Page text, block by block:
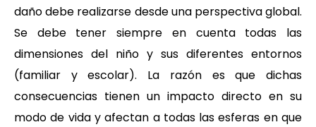
daño debe realizarse desde una perspectiva global.
Se debe tener siempre en cuenta todas las
dimensiones del niño y sus diferentes entornos
(familiar y escolar). La razón es que dichas
consecuencias tienen un impacto directo en su
modo de vida y afectan a todas las esferas en que